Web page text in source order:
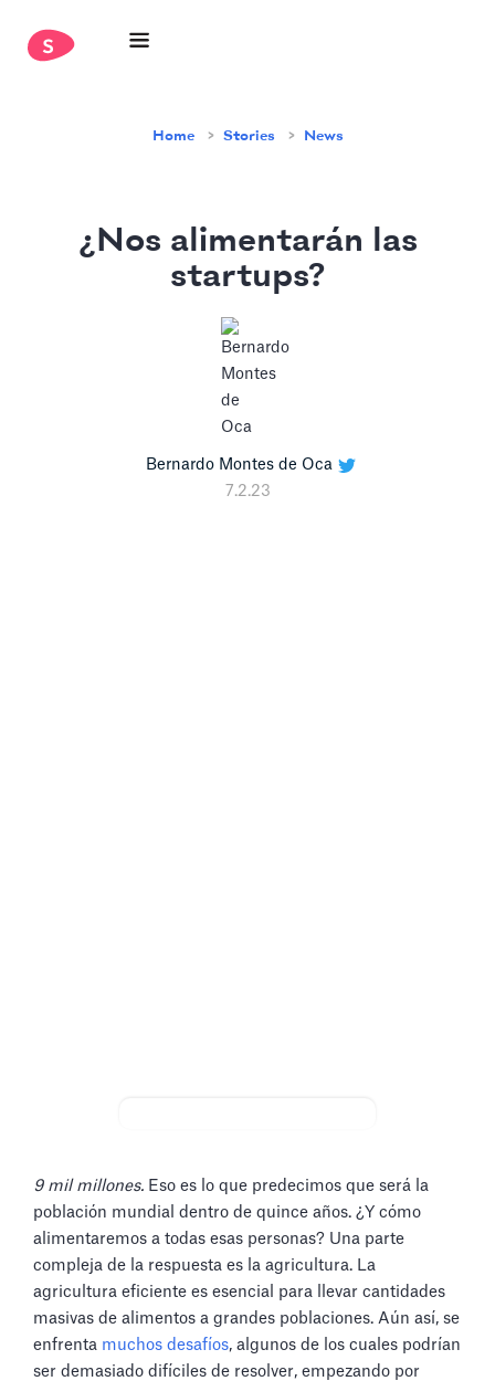
Home Stories News
¿Nos alimentarán las
startups?
Bernardo Montes de Oca
7.2.23
9 mil millones. Eso es lo que predecimos que será la
población mundial dentro de quince años. ¿Y cómo
alimentaremos a todas esas personas? Una parte
compleja de la respuesta es la agricultura. La
agricultura eficiente es esencial para llevar cantidades
masivas de alimentos a grandes poblaciones. Aún así, se
enfrenta muchos desafíos, algunos de los cuales podrían
ser demasiado difíciles de resolver, empezando por